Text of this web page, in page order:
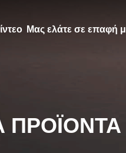
Μας ελάτε σε επαφή
ΠΡΟΪΌΝΤΑ